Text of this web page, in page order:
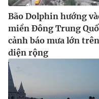
Bão Dolphin hướng
miền Đông Trung
cảnh báo mưa lớn trên
diện rộng